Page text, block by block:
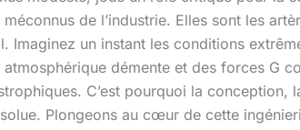
de l’industrie. Elles sont les
Imaginez un instant les conditions
démente et des forces G
C’est pourquoi la
Plongeons au cœur de cette